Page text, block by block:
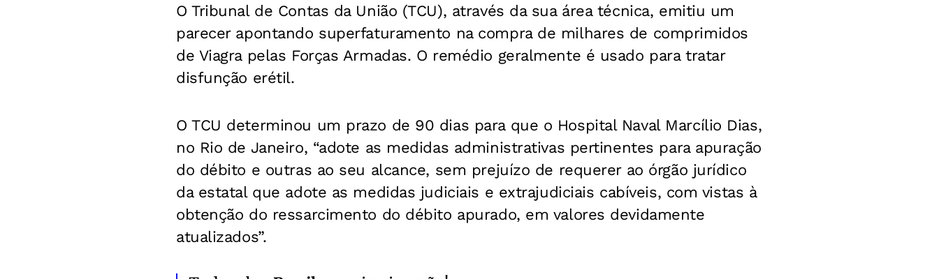
O Tribunal de Contas da União (TCU), através da sua área técnica, emitiu um
parecer apontando superfaturamento na compra de milhares de comprimidos
de Viagra pelas Forças Armadas. O remédio geralmente é usado para tratar
disfunção erétil.
O TCU determinou um prazo de 90 dias para que o Hospital Naval Marcílio Dias,
no Rio de Janeiro, “adote as medidas administrativas pertinentes para apuração
do débito e outras ao seu alcance, sem prejuízo de requerer ao órgão jurídico
da estatal que adote as medidas judiciais e extrajudiciais cabíveis, com vistas à
obtenção do ressarcimento do débito apurado, em valores devidamente
atualizados”.